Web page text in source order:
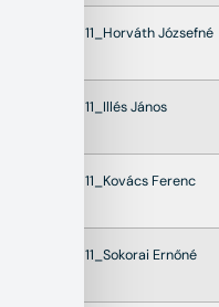
22011_Horváth Józsefné
22011_Illés János
22011_Kovács Ferenc
22011_Sokorai Ernőné